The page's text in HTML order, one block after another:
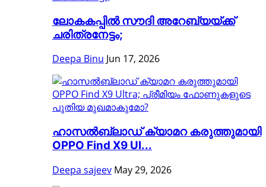
ലോകകപ്പിൽ സൗദി അറേബ്യയ്ക്ക്
ചരിത്രനേട്ടം;
Deepa Binu Jun 17, 2026
ഹാസൽബ്ലാഡ് ക്യാമറ കരുത്തുമായി
OPPO Find X9 Ul...
Deepa sajeev May 29, 2026